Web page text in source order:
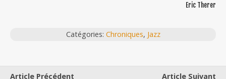
Eric Therer
Catégories: Chroniques, Jazz
Article Précédent
Article Suivant